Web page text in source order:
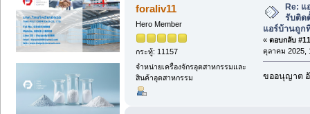
foraliv11
Hero Member
กระทู้: 11157
จำหน่ายเครื่องจักรอุตสาหกรรมและ
สินค้าอุตสาหกรรม
Re:
รับติด
แอร์บ้านถูก
« ตอบกลับ
ตุลาคม 2025,
ขออนุญาต